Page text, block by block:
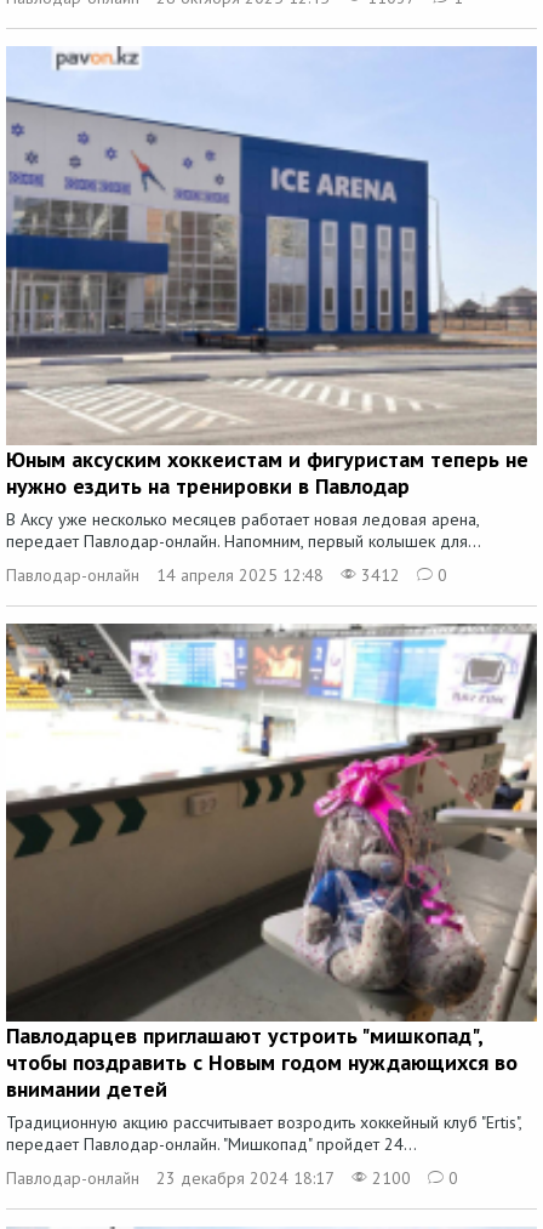
Юным аксуским хоккеистам и фигуристам теперь не
нужно ездить на тренировки в Павлодар
В Аксу уже несколько месяцев работает новая ледовая арена,
передает Павлодар-онлайн. Напомним, первый колышек для...
Павлодар-онлайн
14 апреля 2025 12:48 3412 0
Павлодарцев приглашают устроить "мишкопад",
чтобы поздравить с Новым годом нуждающихся во
внимании детей
Традиционную акцию рассчитывает возродить хоккейный клуб "Ertis",
передает Павлодар-онлайн. "Мишкопад" пройдет 24...
Павлодар-онлайн
23 декабря 2024 18:17 2100 0